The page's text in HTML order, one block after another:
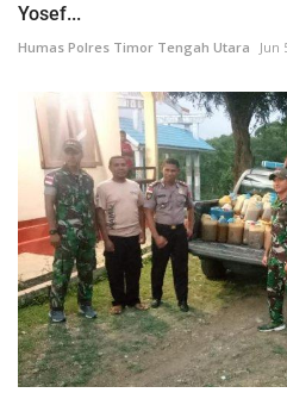
Yosef...
Humas Polres Timor Tengah Utara Jun